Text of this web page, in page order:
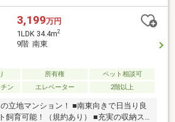
フターサービス◎ルーミックスについて
岡で創立14周年を迎えた地域密着の不動
！売買・収益・賃貸・管理と多岐にわたる
行っております。福岡県の物件は全てご
すので、お気軽にご連絡ください♪◎今だ
店キャンペーン◎ご来店のご予約を頂きア
お答え頂いたお客様にAmazonギフト2000
ト！1組様1回限りです♪お子様連れの内
3,199万円
1LDK 34.4m2
9階 南東
所有権
ペット相談可
ン
エレベーター 2階以上
ンション！ ■南東向きで日当り良